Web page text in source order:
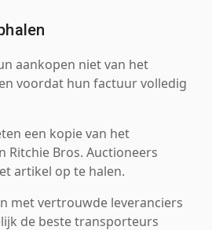
aankopen niet van het
voordat hun factuur volledig
een kopie van het
Ritchie Bros. Auctioneers
artikel op te halen.
met vertrouwde leveranciers
de beste transporteurs